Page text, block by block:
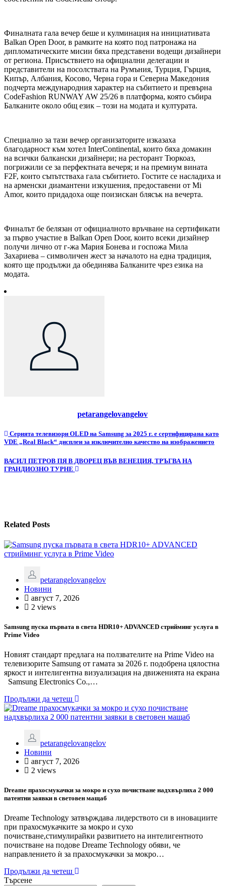
Финалната гала вечер беше и кулминация на инициативата
Balkan Open Door, в рамките на която под патронажа на
дипломатическите мисии бяха представени водещи дизайнери
от региона. Присъствието на официални делегации и
представители на посолствата на Румъния, Турция, Гърция,
Кипър, Албания, Косово, Черна гора и Северна Македония
подчерта международния характер на събитието и превърна
CodeFashion RUNWAY AW 25/26 в платформа, която събира
Балканите около общ език – този на модата и културата.
Специално за тази вечер организаторите изказаха
благодарност към хотел InterContinental, които бяха домакин
на всички балкански дизайнери; на ресторант Тюркоаз,
погрижили се за перфектната вечеря; и на премиум вината
F2F, които съпътстваха гала събитието. Гостите се насладиха и
на арменски диамантени изкушения, предоставени от Mi
Amor, които придадоха още поизискан блясък на вечерта.
Финалът бе белязан от официалното връчване на сертификати
за първо участие в Balkan Open Door, които всеки дизайнер
получи лично от г-жа Мария Бонева и госпожа Мила
Захариева – символичен жест за началото на една традиция,
която ще продължи да обединява Балканите чрез езика на
модата.
petarangelovangelov
Навигация
Серията телевизори OLED на Samsung за 2025 г. е сертифицирана като
VDE „Real Black“ дисплеи за изключително качество на изображението
ВАСИЛ ПЕТРОВ ПЯ В ДВОРЕЦ ВЪВ ВЕНЕЦИЯ, ТРЪГВА НА
ГРАНДИОЗНО ТУРНЕ
Related Posts
petarangelovangelov
Новини
август 7, 2026
2 views
Samsung пуска първата в света HDR10+ ADVANCED стрийминг услуга в
Prime Video
Новият стандарт предлага на ползвателите на Prime Video на
телевизорите Samsung от гамата за 2026 г. подобрена цялостна
яркост и интелигентна визуализация на движенията на екрана
Samsung Electronics Co.,…
Продължи да четеш
petarangelovangelov
Новини
август 7, 2026
2 views
Dreame прахосмукачки за мокро и сухо почистване надхвърлиха 2 000
патентни заявки в световен мащаб
Dreame Technology затвърждава лидерството си в иновациите
при прахосмукачките за мокро и сухо
почистване,стимулирайки развитието на интелигентното
почистване на подове Dreame Technology обяви, че
направлението ѝ за прахосмукачки за мокро…
Продължи да четеш
Търсене